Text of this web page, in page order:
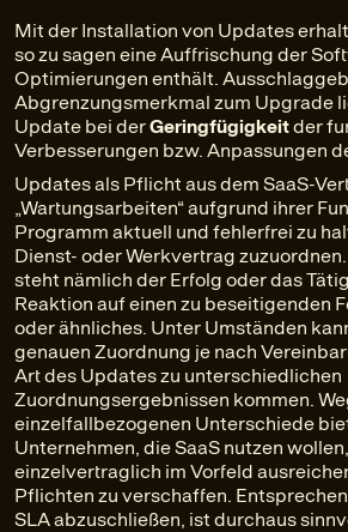
Mit der Installation von Updates
so zu sagen eine Auffrischung der
Optimierungen enthält.
Abgrenzungsmerkmal zum Upgrade
Update bei derGeringfügigkeitder
Verbesserungen bzw. Anpassungen
Updates als Pflicht aus dem SaaS-
„Wartungsarbeiten“ aufgrund ihrer
Programm aktuell und fehlerfrei zu
Dienst- oder Werkvertrag
steht nämlich der Erfolg oder das
Reaktion auf einen zu beseitigenden
oder ähnliches. Unter Umständen
genauen Zuordnung je nach
Art des Updates zu unterschiedlichen
Zuordnungsergebnissen kommen.
einzelfallbezogenen Unterschiede
Unternehmen, die SaaS nutzen wollen,
einzelvertraglich im Vorfeld
Pflichten zu verschaffen.
SLA abzuschließen, ist durchaus